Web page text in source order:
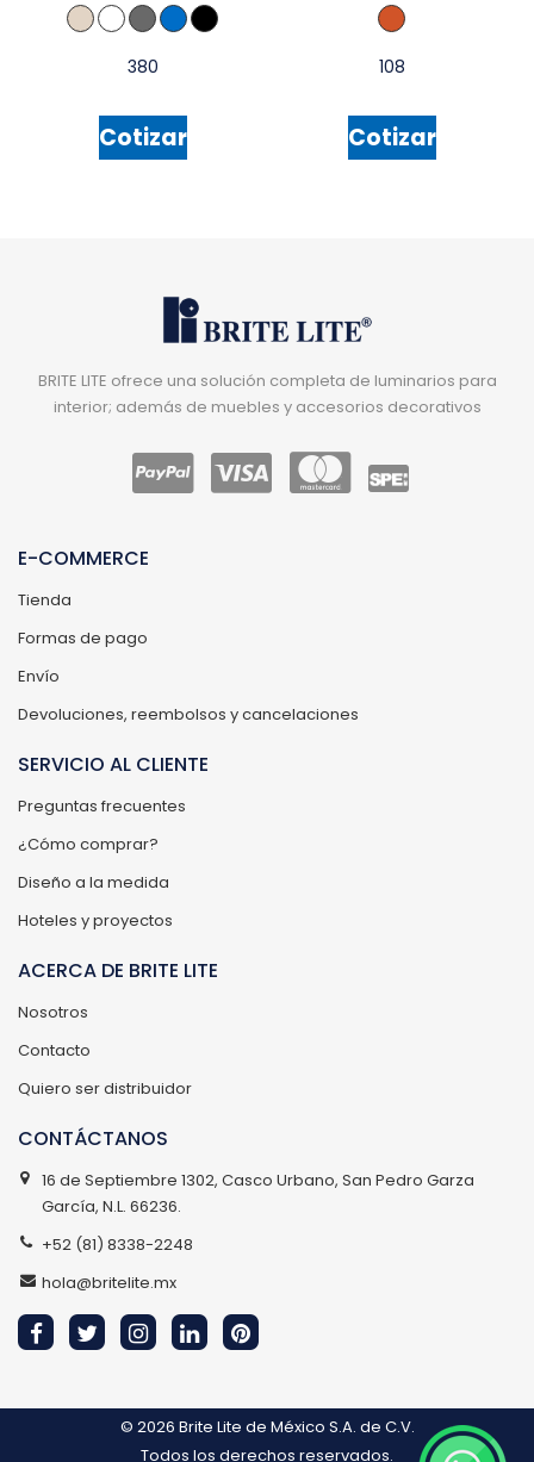
380
Cotizar
108
Cotizar
BRITE LITE ofrece una solución completa de luminarios para
interior; además de muebles y accesorios decorativos
E-COMMERCE
Tienda
Formas de pago
Envío
Devoluciones, reembolsos y cancelaciones
SERVICIO AL CLIENTE
Preguntas frecuentes
¿Cómo comprar?
Diseño a la medida
Hoteles y proyectos
ACERCA DE BRITE LITE
Nosotros
Contacto
Quiero ser distribuidor
CONTÁCTANOS
16 de Septiembre 1302, Casco Urbano, San Pedro Garza
García, N.L. 66236.
+52 (81) 8338-2248
hola@britelite.mx
© 2026 Brite Lite de México S.A. de C.V.
Todos los derechos reservados.